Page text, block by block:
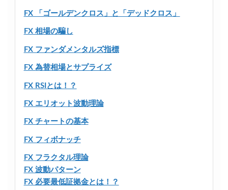
FX 「ゴールデンクロス」と「デッドクロス」
FX 相場の騙し
FX ファンダメンタルズ指標
FX 為替相場とサプライズ
FX RSIとは！？
FX エリオット波動理論
FX チャートの基本
FX フィボナッチ
FX フラクタル理論
FX 波動パターン
FX 必要最低証拠金とは！？